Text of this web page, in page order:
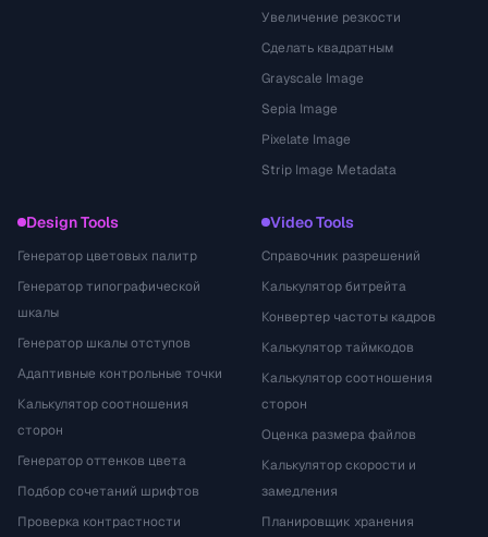
Увеличение резкости
Сделать квадратным
Grayscale Image
Sepia Image
Pixelate Image
Strip Image Metadata
Design Tools
Генератор цветовых палитр
Генератор типографической
шкалы
Генератор шкалы отступов
Адаптивные контрольные точки
Калькулятор соотношения
сторон
Генератор оттенков цвета
Подбор сочетаний шрифтов
Проверка контрастности
Video Tools
Справочник разрешений
Калькулятор битрейта
Конвертер частоты кадров
Калькулятор таймкодов
Калькулятор соотношения
сторон
Оценка размера файлов
Калькулятор скорости и
замедления
Планировщик хранения